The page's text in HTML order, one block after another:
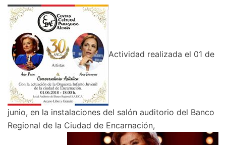
Actividad realizada el 01 de
junio, en la instalaciones del salón auditorio del Banco
Regional de la Ciudad de Encarnación,